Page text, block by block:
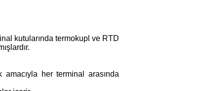
kutularında termokupl ve RTD
amacıyla her terminal arasında